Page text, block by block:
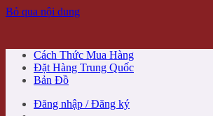
Bỏ qua nội dung
Cách Thức Mua Hàng
Đặt Hàng Trung Quốc
Bản Đồ
Đăng nhập / Đăng ký